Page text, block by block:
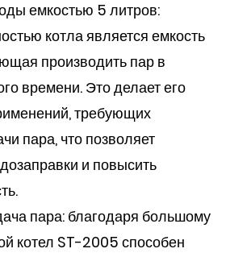
емкостью 5 литров:
котла является емкость
производить пар в
времени. Это делает его
требующих
пара, что позволяет
и повысить
пара: благодаря большому
котел ST-2005 способен